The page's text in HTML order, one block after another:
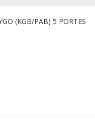
(KGB/PAB) 5 PORTES